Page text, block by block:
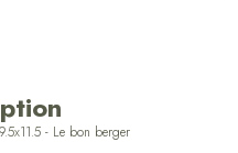
- Le bon berger